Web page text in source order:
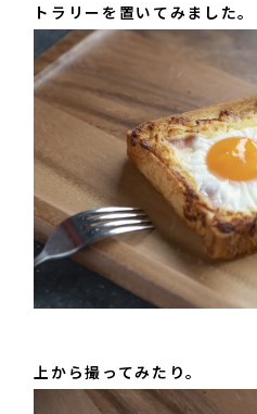
トラリーを置いてみました。
上から撮ってみたり。